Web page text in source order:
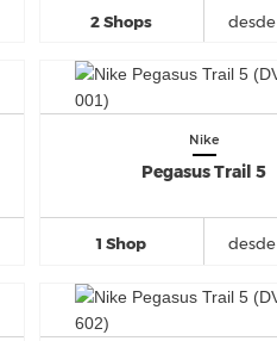
2 Shops desde
Nike
Pegasus Trail 5
1 Shop desde